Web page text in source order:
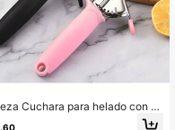
Cuchara para helado con a
- Reutilizable, lavable para fies
.60